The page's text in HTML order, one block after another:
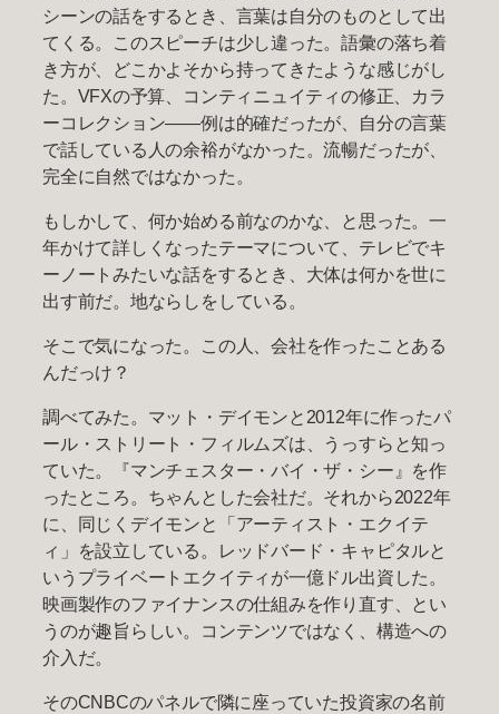
シーンの話をするとき、言葉は自分のものとして出
てくる。このスピーチは少し違った。語彙の落ち着
き方が、どこかよそから持ってきたような感じがし
た。VFXの予算、コンティニュイティの修正、カラ
ーコレクション——例は的確だったが、自分の言葉
で話している人の余裕がなかった。流暢だったが、
完全に自然ではなかった。
もしかして、何か始める前なのかな、と思った。一
年かけて詳しくなったテーマについて、テレビでキ
ーノートみたいな話をするとき、大体は何かを世に
出す前だ。地ならしをしている。
そこで気になった。この人、会社を作ったことある
んだっけ？
調べてみた。マット・デイモンと2012年に作ったパ
ール・ストリート・フィルムズは、うっすらと知っ
ていた。『マンチェスター・バイ・ザ・シー』を作
ったところ。ちゃんとした会社だ。それから2022年
に、同じくデイモンと「アーティスト・エクイテ
ィ」を設立している。レッドバード・キャピタルと
いうプライベートエクイティが一億ドル出資した。
映画製作のファイナンスの仕組みを作り直す、とい
うのが趣旨らしい。コンテンツではなく、構造への
介入だ。
そのCNBCのパネルで隣に座っていた投資家の名前